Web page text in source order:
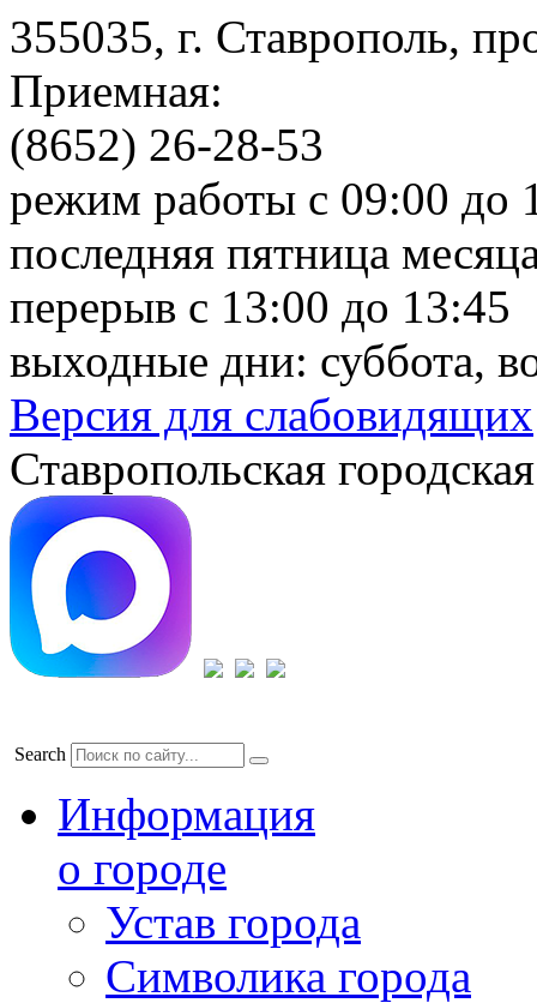
355035, г. Ставрополь,
Приемная:
(8652) 26-28-53
режим работы с 09:00 до
последняя пятница
перерыв с 13:00 до 13:45
выходные дни: суббота,
Версия для слабовидящих
Ставропольская
Search
Информация
о городе
Устав города
Символика города